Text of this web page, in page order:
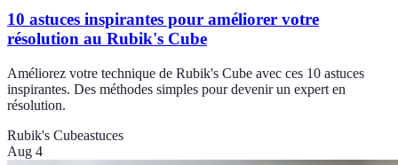
10 astuces inspirantes pour améliorer votre
résolution au Rubik's Cube
Améliorez votre technique de Rubik's Cube avec ces 10 astuces
inspirantes. Des méthodes simples pour devenir un expert en
résolution.
Rubik's Cubeastuces
Aug 4